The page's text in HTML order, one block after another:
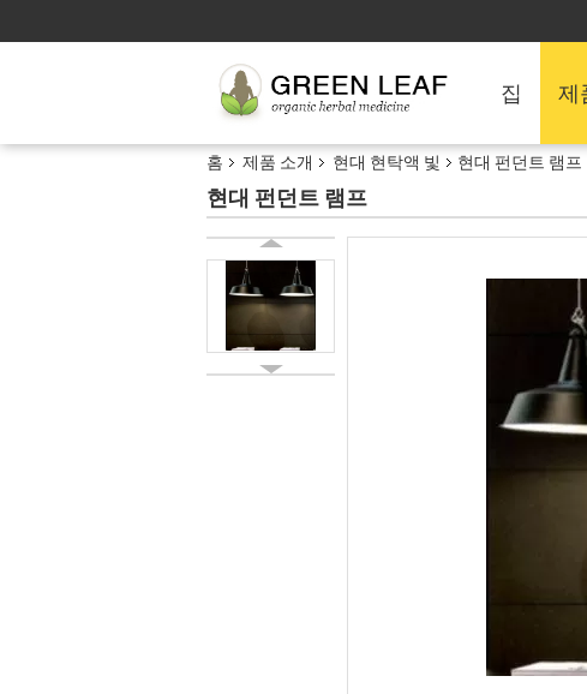
집 제
홈 제품 소개 현대 현탁액 빛 현대 펀던트 램프
현대 펀던트 램프